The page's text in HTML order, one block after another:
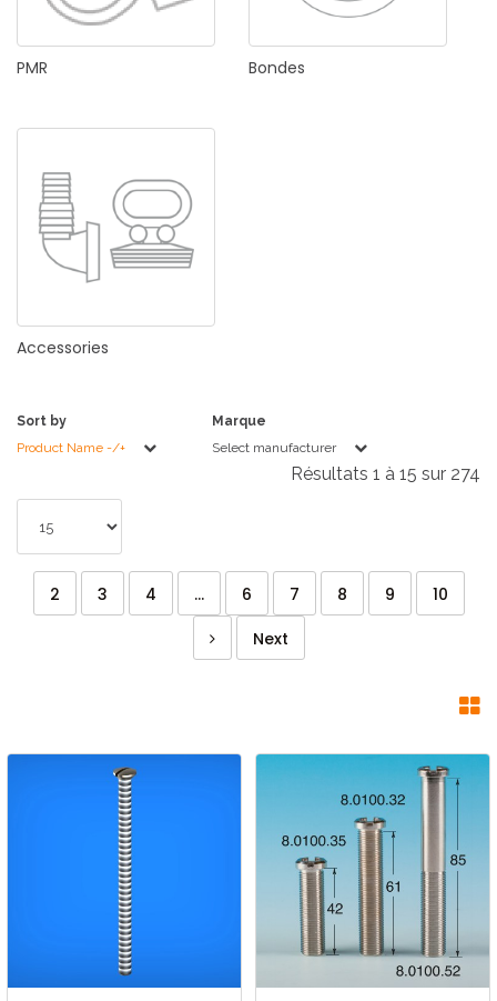
PMR Bondes
Accessories
Sort by
Product Name -/+
Marque
Select manufacturer
Résultats 1 à 15 sur 274
2 3 4 ... 6 7 8 9
10
Next